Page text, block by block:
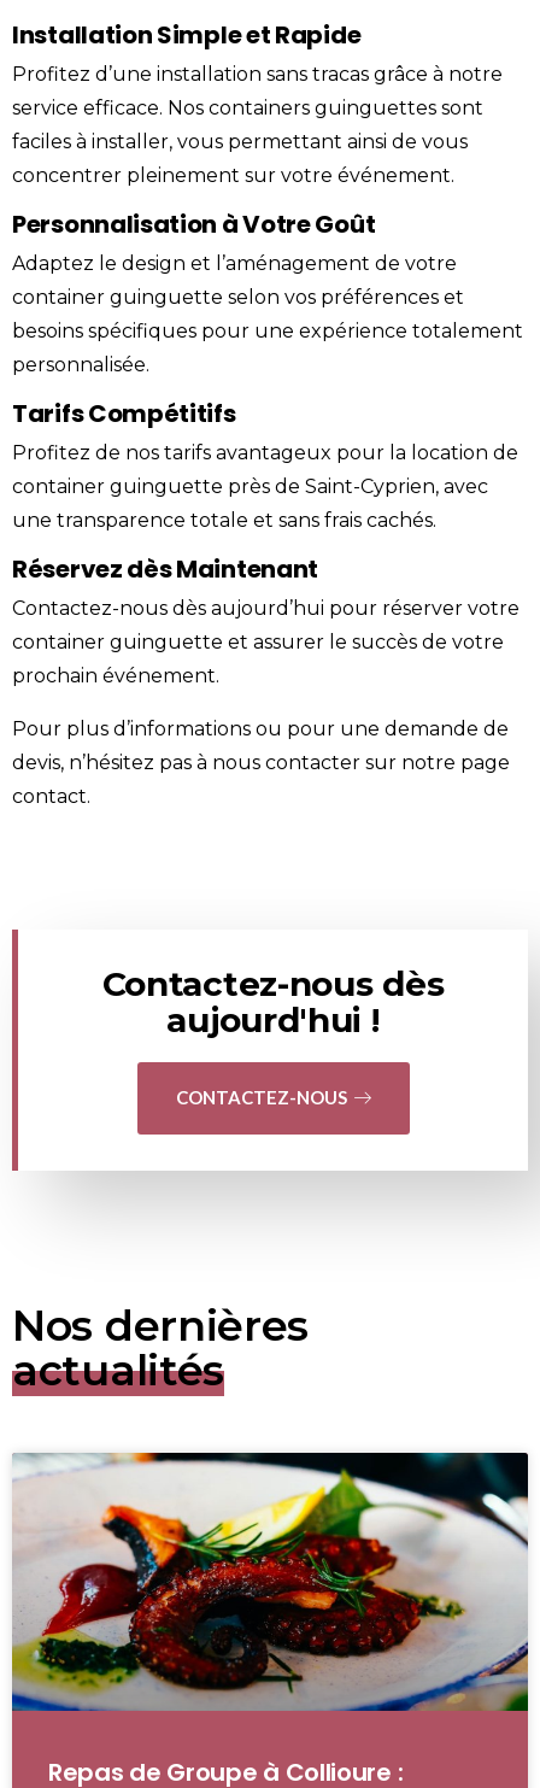
Installation Simple et Rapide
Profitez d’une installation sans tracas grâce à notre
service efficace. Nos containers guinguettes sont
faciles à installer, vous permettant ainsi de vous
concentrer pleinement sur votre événement.
Personnalisation à Votre Goût
Adaptez le design et l’aménagement de votre
container guinguette selon vos préférences et
besoins spécifiques pour une expérience totalement
personnalisée.
Tarifs Compétitifs
Profitez de nos tarifs avantageux pour la location de
container guinguette près de Saint-Cyprien, avec
une transparence totale et sans frais cachés.
Réservez dès Maintenant
Contactez-nous dès aujourd’hui pour réserver votre
container guinguette et assurer le succès de votre
prochain événement.
Pour plus d’informations ou pour une demande de
devis, n’hésitez pas à nous contacter sur notre page
contact.
Contactez-nous dès
aujourd'hui !
CONTACTEZ-NOUS
Nos dernières
actualités
Repas de Groupe à Collioure :